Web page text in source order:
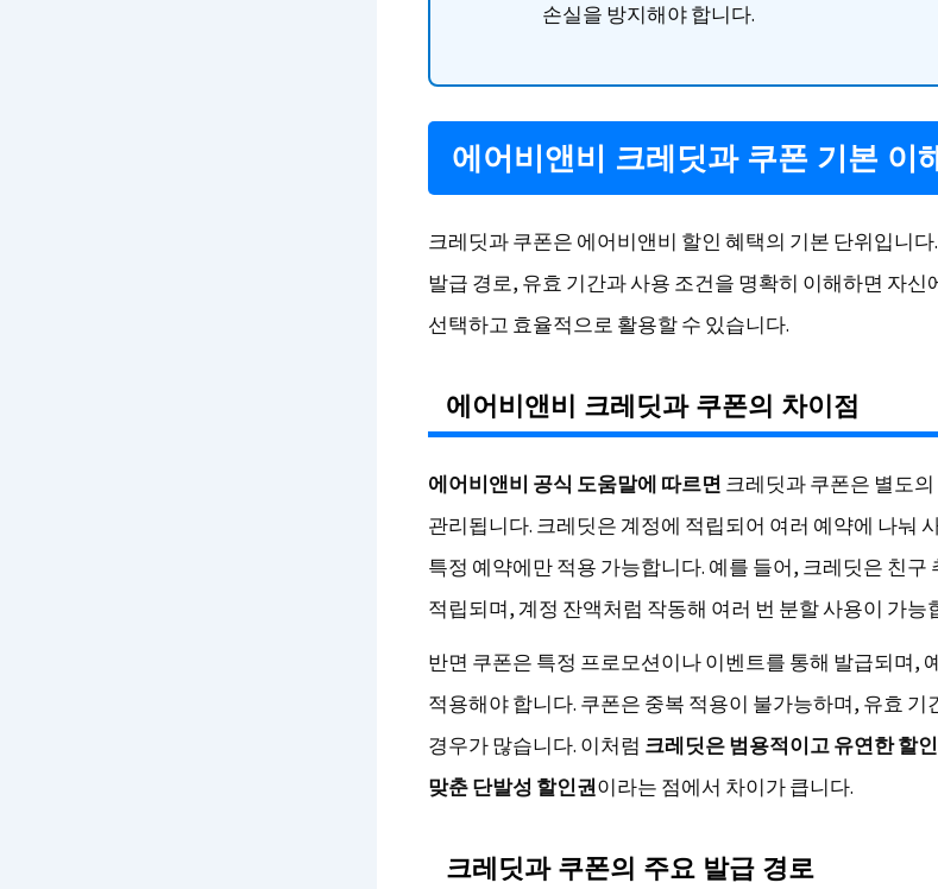
손실을 방지해야 합니다.
에어비앤비 크레딧과 쿠폰 기본 이
크레딧과 쿠폰은 에어비앤비 할인 혜택의 기본 단위입니
발급 경로, 유효 기간과 사용 조건을 명확히 이해하면 자신
선택하고 효율적으로 활용할 수 있습니다.
에어비앤비 크레딧과 쿠폰의 차이점
에어비앤비 공식 도움말에 따르면 크레딧과 쿠폰은 별도
관리됩니다. 크레딧은 계정에 적립되어 여러 예약에 나눠
특정 예약에만 적용 가능합니다. 예를 들어, 크레딧은 친구
적립되며, 계정 잔액처럼 작동해 여러 번 분할 사용이 가능
반면 쿠폰은 특정 프로모션이나 이벤트를 통해 발급되며,
적용해야 합니다. 쿠폰은 중복 적용이 불가능하며, 유효 기
경우가 많습니다. 이처럼 크레딧은 범용적이고 유연한 할
맞춘 단발성 할인권이라는 점에서 차이가 큽니다.
크레딧과 쿠폰의 주요 발급 경로